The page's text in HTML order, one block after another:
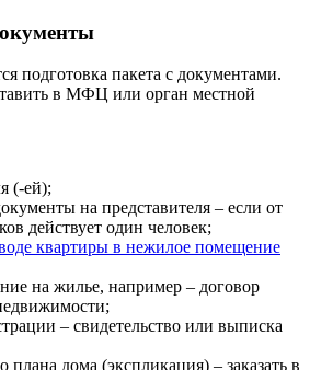
подготовка пакета с документами.
в МФЦ или орган местной
(-ей);
на представителя – если от
действует один человек;
квартиры в нежилое помещение
на жилье, например – договор
– свидетельство или выписка
плана дома (экспликация) – заказать в